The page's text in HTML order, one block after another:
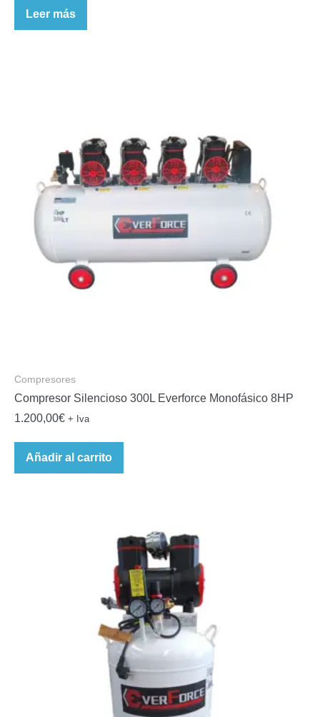
Leer más
Compresores
Compresor Silencioso 300L Everforce Monofásico 8HP
1.200,00€ + Iva
Añadir al carrito